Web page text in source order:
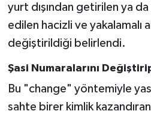
yurt dışından getirilen ya
edilen hacizli ve yakalamalı
değiştirildiği belirlendi.
Şasi Numaralarını
Bu "change" yöntemiyle
sahte birer kimlik